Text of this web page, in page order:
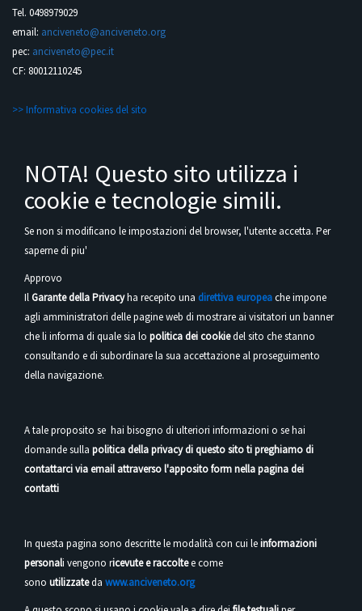
Tel. 0498979029
email: anciveneto@anciveneto.org
pec: anciveneto@pec.it
CF: 80012110245
>> Informativa cookies del sito
NOTA! Questo sito utilizza i
cookie e tecnologie simili.
Se non si modificano le impostazioni del browser, l'utente accetta. Per
saperne di piu'
Approvo
IlGarante della Privacyha recepito una direttiva europeache impone
agli amministratori delle pagine web di mostrare ai visitatori un banner
che li informa di quale sia lo politica dei cookiedel sito che stanno
consultando e di subordinare la sua accettazione al proseguimento
della navigazione.
A tale proposito se hai bisogno di ulteriori informazioni o se hai
domande sulla politica della privacy di questo sito ti preghiamo di
contattarci via email attraverso l'apposito form nella pagina dei
contatti
In questa pagina sono descritte le modalità con cui leinformazioni
personali vengono ricevute e raccoltee come
sono utilizzateda www.anciveneto.org